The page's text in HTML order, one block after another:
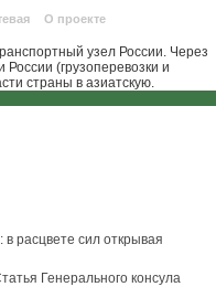
О проекте
узел России. Через
(грузоперевозки и
страны в азиатскую.
в расцвете сил открывая
Генерального консула